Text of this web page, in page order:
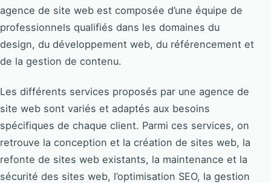
agence de site web est composée d’une équipe de
professionnels qualifiés dans les domaines du
design, du développement web, du référencement et
de la gestion de contenu.
Les différents services proposés par une agence de
site web sont variés et adaptés aux besoins
spécifiques de chaque client. Parmi ces services, on
retrouve la conception et la création de sites web, la
refonte de sites web existants, la maintenance et la
sécurité des sites web, l’optimisation SEO, la gestion